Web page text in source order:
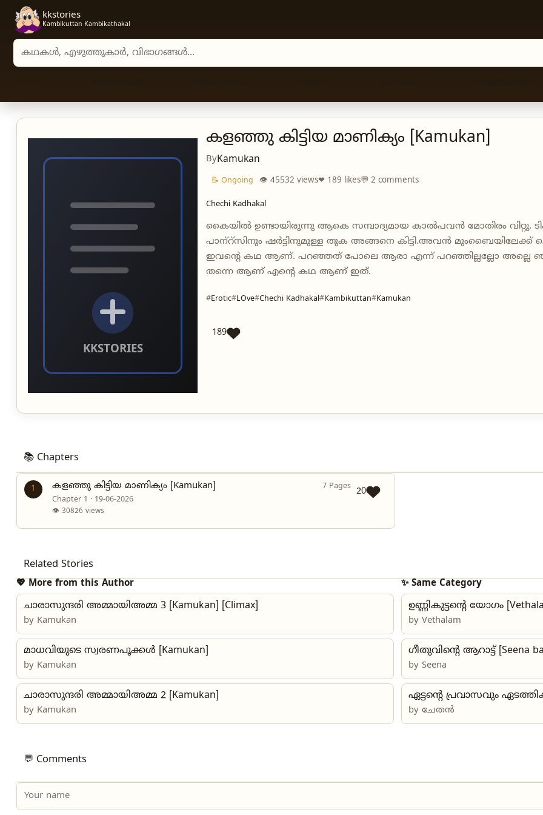
kkstories
Kambikuttan Kambikathakal
Search stories, authors, and categories
കളഞ്ഞു കിട്ടിയ മാണിക്യം [Kamukan]
ByKamukan
📝 Ongoing 👁 45532 views❤ 189 likes💬 2 comments
Chechi Kadhakal
കൈയിൽ ഉണ്ടായിരുന്നു ആകെ സമ്പാദ്യമായ കാൽപവൻ മോതിരം വിറ്റു.
പാന്‌റ്‌സിനും ഷർട്ടിനുമുള്ള തുക അങ്ങനെ കിട്ടി.അവൻ മുംബൈയിലേക്ക്
ഇവന്റെ കഥ ആണ്. പറഞ്ഞത് പോലെ ആരാ എന്ന് പറഞ്ഞില്ലല്ലോ
തന്നെ ആണ് എന്റെ കഥ ആണ് ഇത്.
Erotic LOve Chechi Kadhakal Kambikuttan Kamukan
189
📚 Chapters
1 കളഞ്ഞു കിട്ടിയ മാണിക്യം [Kamukan]
7 Pages
Chapter 1 · 19-06-2026
👁 30826 views
20
Related Stories
💖 More from this Author
ചാരാസുന്ദരി അമ്മായിഅമ്മ 3 [Kamukan] [Climax]
by Kamukan
മാധവിയുടെ സ്വരണപൂക്കൾ [Kamukan]
by Kamukan
ചാരാസുന്ദരി അമ്മായിഅമ്മ 2 [Kamukan]
by Kamukan
✨ Same Category
ഉണ്ണികുട്ടന്റെ യോഗം
by Vethalam
ഗീതുവിന്റെ ആറാട്ട് [Seena
by Seena
ഏട്ടന്റെ പ്രവാസവും
by ചേതൻ
💬 Comments